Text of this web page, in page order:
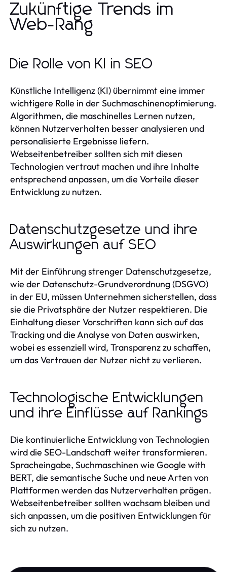
Zukünftige Trends im
Web-Rang
Die Rolle von KI in SEO
Künstliche Intelligenz (KI) übernimmt eine immer
wichtigere Rolle in der Suchmaschinenoptimierung.
Algorithmen, die maschinelles Lernen nutzen,
können Nutzerverhalten besser analysieren und
personalisierte Ergebnisse liefern.
Webseitenbetreiber sollten sich mit diesen
Technologien vertraut machen und ihre Inhalte
entsprechend anpassen, um die Vorteile dieser
Entwicklung zu nutzen.
Datenschutzgesetze und ihre
Auswirkungen auf SEO
Mit der Einführung strenger Datenschutzgesetze,
wie der Datenschutz-Grundverordnung (DSGVO)
in der EU, müssen Unternehmen sicherstellen, dass
sie die Privatsphäre der Nutzer respektieren. Die
Einhaltung dieser Vorschriften kann sich auf das
Tracking und die Analyse von Daten auswirken,
wobei es essenziell wird, Transparenz zu schaffen,
um das Vertrauen der Nutzer nicht zu verlieren.
Technologische Entwicklungen
und ihre Einflüsse auf Rankings
Die kontinuierliche Entwicklung von Technologien
wird die SEO-Landschaft weiter transformieren.
Spracheingabe, Suchmaschinen wie Google with
BERT, die semantische Suche und neue Arten von
Plattformen werden das Nutzerverhalten prägen.
Webseitenbetreiber sollten wachsam bleiben und
sich anpassen, um die positiven Entwicklungen für
sich zu nutzen.